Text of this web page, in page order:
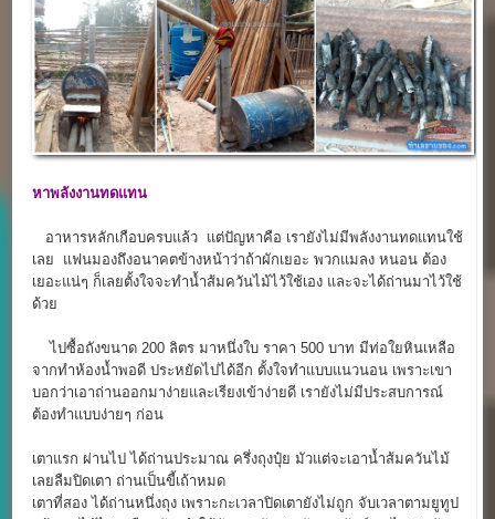
หาพลังงานทดแทน
อาหารหลักเกือบครบแล้ว แต่ปัญหาคือ เรายังไม่มีพลังงานทดแทนใช้
เลย แฟนมองถึงอนาคตข้างหน้าว่าถ้าผักเยอะ พวกแมลง หนอน ต้อง
เยอะแน่ๆ ก็เลยตั้งใจจะทำน้ำส้มควันไม้ไว้ใช้เอง และจะได้ถ่านมาไว้ใช้
ด้วย
ไปซื้อถังขนาด 200 ลิตร มาหนึ่งใบ ราคา 500 บาท มีท่อใยหินเหลือ
จากทำห้องน้ำพอดี ประหยัดไปได้อีก ตั้งใจทำแบบแนวนอน เพราะเขา
บอกว่าเอาถ่านออกมาง่ายและเรียงเข้าง่ายดี เรายังไม่มีประสบการณ์
ต้องทำแบบง่ายๆ ก่อน
เตาแรก ผ่านไป ได้ถ่านประมาณ ครึ่งถุงปุ๋ย มัวแต่จะเอาน้ำส้มควันไม้
เลยลืมปิดเตา ถ่านเป็นขี้เถ้าหมด
เตาที่สอง ได้ถ่านหนึ่งถุง เพราะกะเวลาปิดเตายังไม่ถูก จับเวลาตามยูทูป